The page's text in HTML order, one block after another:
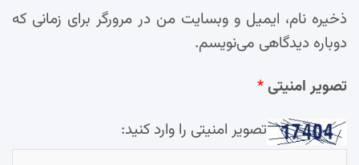
ذخیره نام، ایمیل و وبسایت من در مرورگر برای زمانی که
دوباره دیدگاهی می‌نویسم.
تصویر امنیتی*
تصویر امنیتی را وارد کنید: